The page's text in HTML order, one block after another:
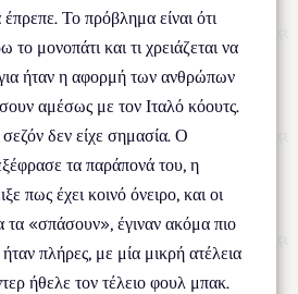
Το πρόβλημα είναι ότι
μονοπάτι και τι χρειάζεται να
ήταν η αφορμή των ανθρώπων
αμέσως με τον Ιταλό κόουτς.
δεν είχε σημασία. Ο
τα παράπονά του, η
πως έχει κοινό όνειρο, και οι
τα «σπάσουν», έγιναν ακόμα πιο
πλήρες, με μία μικρή ατέλεια
ήθελε τον τέλειο φουλ μπακ.